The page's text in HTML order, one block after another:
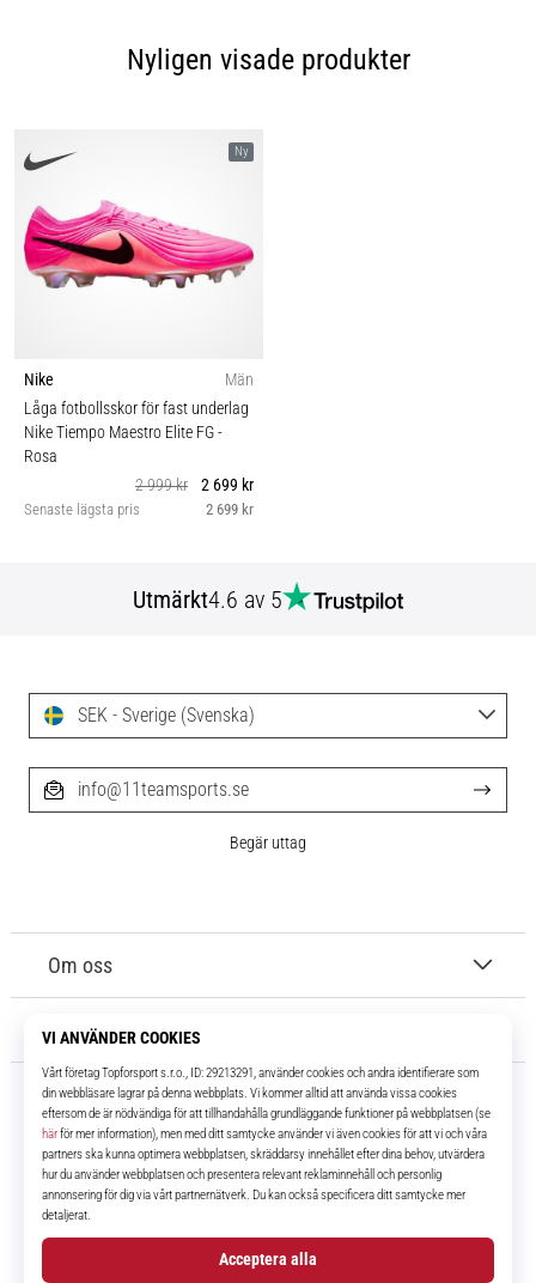
Nyligen visade produkter
Ny
Nike
Män
Låga fotbollsskor för fast underlag
Nike Tiempo Maestro Elite FG-
Rosa
2 999 kr
2 699 kr
Senaste lägsta pris 2 699 kr
Utmärkt4.6 av 5
11teamsports.se
I över 16 år har vi varit dina lagkamrater, vilket ger dig de bästa och
senaste fotbollsprodukterna.
FacebookInstagramYouTube
Om oss
Kundtjänst
SEK - Sverige (Svenska)
info@11teamsports.se
Begär uttag